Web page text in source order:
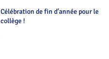
Célébration de fin d’année pour le
collège !